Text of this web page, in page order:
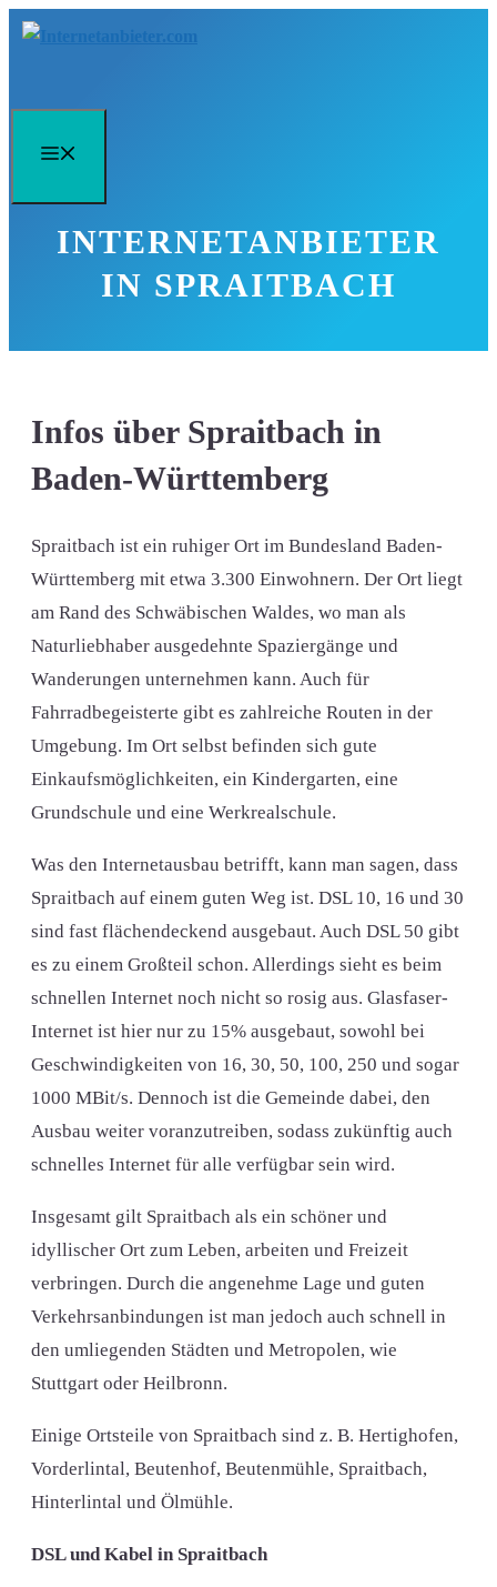
Zum
INTERNETANBIETER
IN SPRAITBACH
Infos über Spraitbach in
Baden-Württemberg
Spraitbach ist ein ruhiger Ort im Bundesland Baden-
Württemberg mit etwa 3.300 Einwohnern. Der Ort liegt
am Rand des Schwäbischen Waldes, wo man als
Naturliebhaber ausgedehnte Spaziergänge und
Wanderungen unternehmen kann. Auch für
Fahrradbegeisterte gibt es zahlreiche Routen in der
Umgebung. Im Ort selbst befinden sich gute
Einkaufsmöglichkeiten, ein Kindergarten, eine
Grundschule und eine Werkrealschule.
Was den Internetausbau betrifft, kann man sagen, dass
Spraitbach auf einem guten Weg ist. DSL 10, 16 und 30
sind fast flächendeckend ausgebaut. Auch DSL 50 gibt
es zu einem Großteil schon. Allerdings sieht es beim
schnellen Internet noch nicht so rosig aus. Glasfaser-
Internet ist hier nur zu 15% ausgebaut, sowohl bei
Geschwindigkeiten von 16, 30, 50, 100, 250 und sogar
1000 MBit/s. Dennoch ist die Gemeinde dabei, den
Ausbau weiter voranzutreiben, sodass zukünftig auch
schnelles Internet für alle verfügbar sein wird.
Insgesamt gilt Spraitbach als ein schöner und
idyllischer Ort zum Leben, arbeiten und Freizeit
verbringen. Durch die angenehme Lage und guten
Verkehrsanbindungen ist man jedoch auch schnell in
den umliegenden Städten und Metropolen, wie
Stuttgart oder Heilbronn.
Einige Ortsteile von Spraitbach sind z. B. Hertighofen,
Vorderlintal, Beutenhof, Beutenmühle, Spraitbach,
Hinterlintal und Ölmühle.
DSL und Kabel in Spraitbach